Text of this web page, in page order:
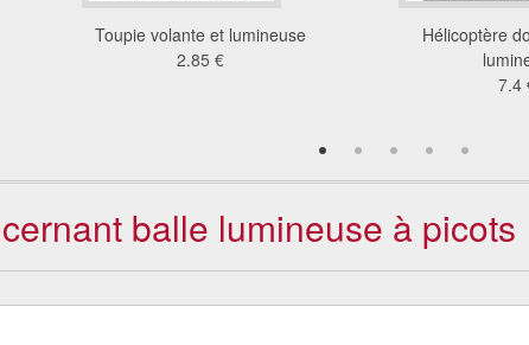
Toupie volante et lumineuse
2.85 €
Hélicoptère
7.4
balle lumineuse à picots